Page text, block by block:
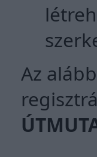
Az